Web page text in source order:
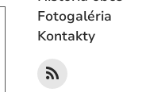
Fotogaléria
Kontakty